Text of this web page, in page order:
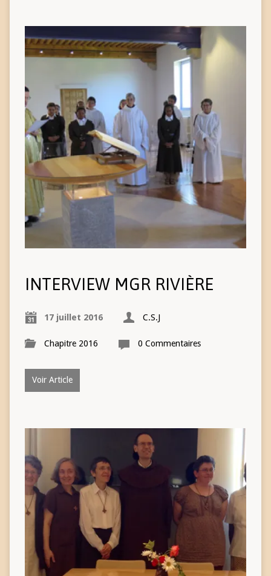
INTERVIEW MGR RIVIÈRE
17 juillet 2016 C.S.J
Chapitre 2016 0 Commentaires
Voir Article